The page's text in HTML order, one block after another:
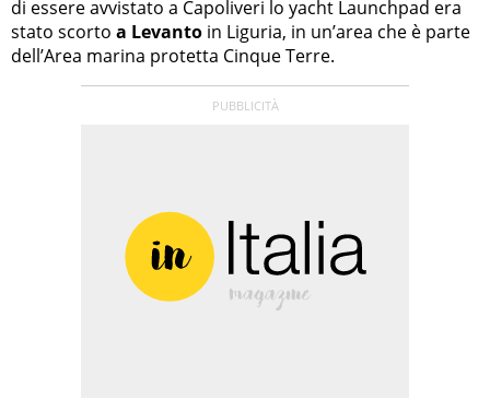
di essere avvistato a Capoliveri lo yacht Launchpad era
stato scorto a Levanto in Liguria, in un’area che è parte
dell’Area marina protetta Cinque Terre.